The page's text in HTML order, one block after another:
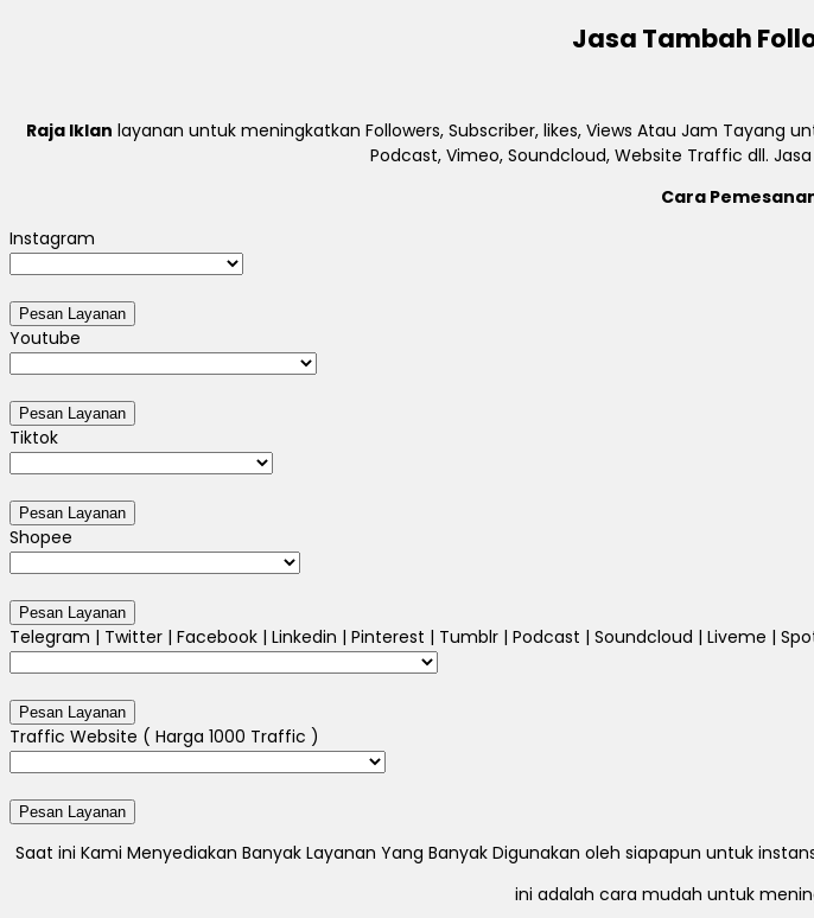
Jasa Tambah
Raja Iklan layanan untuk meningkatkan Followers, Subscriber, likes, Views Atau Jam Tayang
Podcast, Vimeo, Soundcloud, Website Traffic dll.
Cara
Instagram
Youtube
Tiktok
Shopee
Telegram | Twitter | Facebook | Linkedin | Pinterest | Tumblr | Podcast | Soundcloud | Liveme |
Traffic Website ( Harga 1000 Traffic )
Saat ini Kami Menyediakan Banyak Layanan Yang Banyak Digunakan oleh siapapun untuk
ini adalah cara mudah untuk